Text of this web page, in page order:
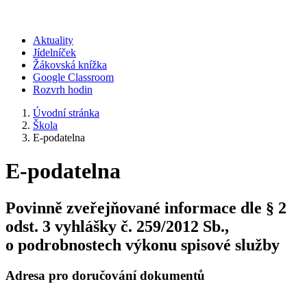
Aktuality
Jídelníček
Žákovská knížka
Google Classroom
Rozvrh hodin
Úvodní stránka
Škola
E-podatelna
E-podatelna
Povinně zveřejňované informace dle § 2
odst. 3 vyhlášky č. 259/2012 Sb.,
o podrobnostech výkonu spisové služby
Adresa pro doručování dokumentů